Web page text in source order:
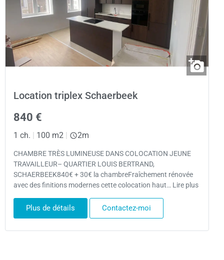
Location triplex Schaerbeek
840 €
1 ch. | 100 m2 | 2m
CHAMBRE TRÈS LUMINEUSE DANS COLOCATION JEUNE
TRAVAILLEUR– QUARTIER LOUIS BERTRAND,
SCHAERBEEK840€ + 30€ la chambreFraîchement rénovée
avec des finitions modernes cette colocation haut… Lire plus
Plus de détails Contactez-moi